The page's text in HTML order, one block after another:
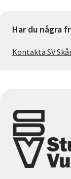
Har du några
Kontakta SV